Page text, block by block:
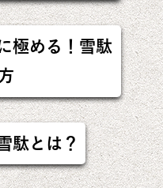
極める！雪駄
駄とは？